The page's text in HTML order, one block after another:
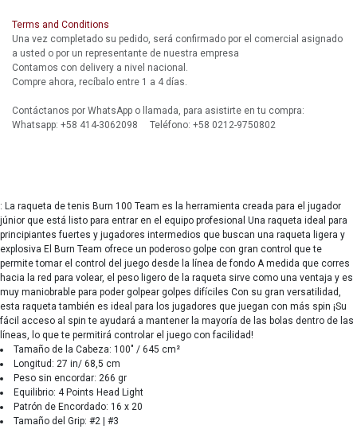
Terms and Conditions
Una vez completado su pedido, será confirmado por el comercial asignado
a usted o por un representante de nuestra empresa
Contamos con delivery a nivel nacional.
Compre ahora, recíbalo entre 1 a 4 días.
Contáctanos por WhatsApp o llamada, para asistirte en tu compra:
Whatsapp: +58 414-3062098 Teléfono: +58 0212-9750802
: La raqueta de tenis Burn 100 Team es la herramienta creada para el jugador
júnior que está listo para entrar en el equipo profesional Una raqueta ideal para
principiantes fuertes y jugadores intermedios que buscan una raqueta ligera y
explosiva El Burn Team ofrece un poderoso golpe con gran control que te
permite tomar el control del juego desde la línea de fondo A medida que corres
hacia la red para volear, el peso ligero de la raqueta sirve como una ventaja y es
muy maniobrable para poder golpear golpes difíciles Con su gran versatilidad,
esta raqueta también es ideal para los jugadores que juegan con más spin ¡Su
fácil acceso al spin te ayudará a mantener la mayoría de las bolas dentro de las
líneas, lo que te permitirá controlar el juego con facilidad!
Tamaño de la Cabeza: 100" / 645 cm²
Longitud: 27 in/ 68,5 cm
Peso sin encordar: 266 gr
Equilibrio: 4 Points Head Light
Patrón de Encordado: 16 x 20
Tamaño del Grip: #2 | #3